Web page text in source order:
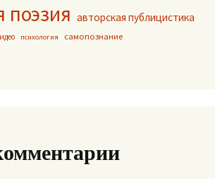
поэзия авторская публицистика
психология самопознание